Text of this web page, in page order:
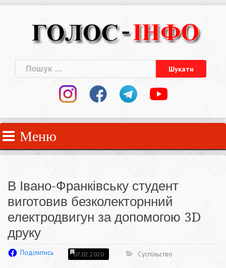
Пошук:
Меню
В Івано-Франківську студент
виготовив безколекторнний
електродвигун за допомогою 3D
друку
Поділитись 07.02.2020 Суспільство